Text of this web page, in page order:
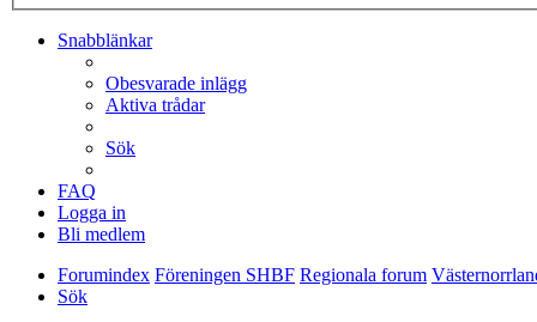
Snabblänkar
Obesvarade inlägg
Aktiva trådar
Sök
FAQ
Logga in
Bli medlem
Forumindex Föreningen SHBF Regionala forum
Sök